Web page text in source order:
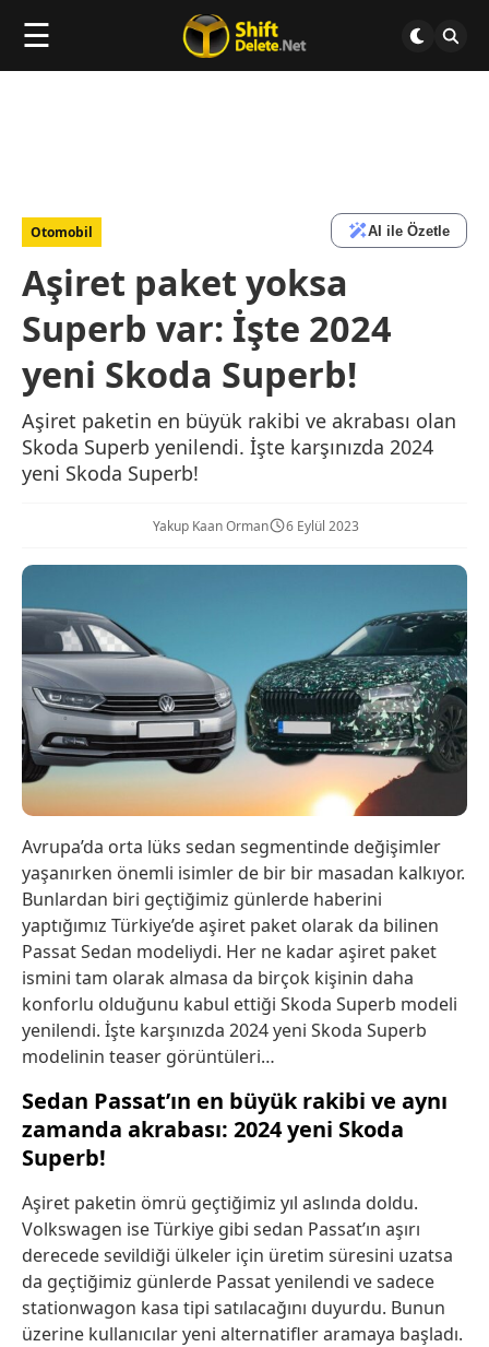
☰
Otomobil AI ile Özetle
Aşiret paket yoksa
Superb var: İşte 2024
yeni Skoda Superb!
Aşiret paketin en büyük rakibi ve akrabası olan
Skoda Superb yenilendi. İşte karşınızda 2024
yeni Skoda Superb!
Yakup Kaan Orman 6 Eylül 2023
Avrupa’da orta lüks sedan segmentinde değişimler
yaşanırken önemli isimler de bir bir masadan kalkıyor.
Bunlardan biri geçtiğimiz günlerde haberini
yaptığımız Türkiye’de aşiret paket olarak da bilinen
Passat Sedan modeliydi. Her ne kadar aşiret paket
ismini tam olarak almasa da birçok kişinin daha
konforlu olduğunu kabul ettiği Skoda Superb modeli
yenilendi. İşte karşınızda 2024 yeni Skoda Superb
modelinin teaser görüntüleri…
Sedan Passat’ın en büyük rakibi ve aynı
zamanda akrabası: 2024 yeni Skoda
Superb!
Aşiret paketin ömrü geçtiğimiz yıl aslında doldu.
Volkswagen ise Türkiye gibi sedan Passat’ın aşırı
derecede sevildiği ülkeler için üretim süresini uzatsa
da geçtiğimiz günlerde Passat yenilendi ve sadece
stationwagon kasa tipi satılacağını duyurdu. Bunun
üzerine kullanıcılar yeni alternatifler aramaya başladı.